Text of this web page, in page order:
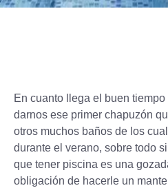
En cuanto llega el buen
darnos ese primer chapuzón
otros muchos baños de los
durante el verano, sobre todo
que tener piscina es una
obligación de hacerle un